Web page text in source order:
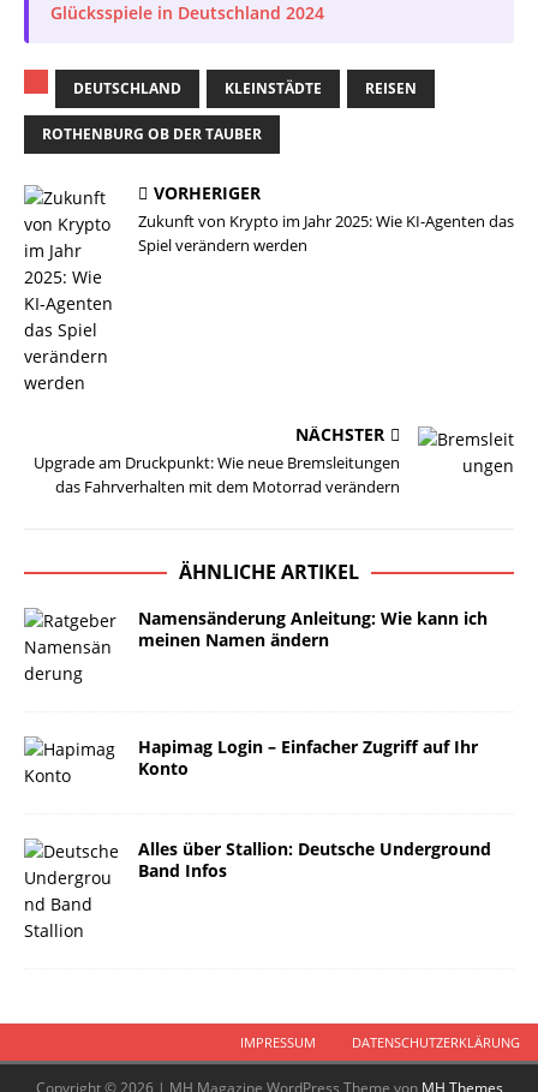
Glücksspiele in Deutschland 2024
DEUTSCHLAND KLEINSTÄDTE REISEN
ROTHENBURG OB DER TAUBER
VORHERIGER
Zukunft von Krypto im Jahr 2025: Wie KI-Agenten das
Spiel verändern werden
NÄCHSTER
Upgrade am Druckpunkt: Wie neue Bremsleitungen
das Fahrverhalten mit dem Motorrad verändern
ÄHNLICHE ARTIKEL
Namensänderung Anleitung: Wie kann ich
meinen Namen ändern
Hapimag Login – Einfacher Zugriff auf Ihr
Konto
Alles über Stallion: Deutsche Underground
Band Infos
IMPRESSUM DATENSCHUTZERKLÄRUNG
Copyright © 2026 | MH Magazine WordPress Theme von MH Themes